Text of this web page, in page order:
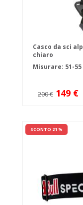
Casco da sci
chiaro
Misurare: 51-55
200 € 149 €
SCONTO 21 %